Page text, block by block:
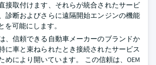
接取付けます、それらが統合されたサービ
診断およびさらに遠隔開始エンジンの機能
を可能にします。
、信頼できる自動車メーカーのブランドか
に車と束ねられたとき接続されたサービス
めにより開いています。 この信頼は、OEM